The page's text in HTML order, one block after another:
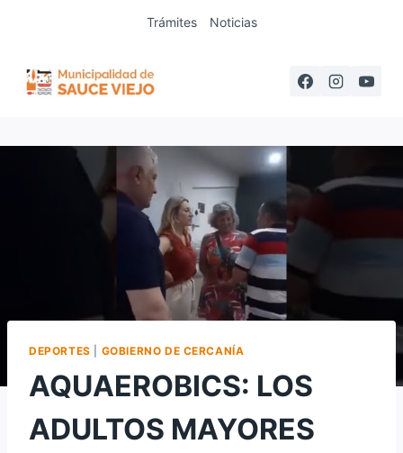
Trámites Noticias
DEPORTES GOBIERNO DE CERCANÍA
AQUAEROBICS: LOS
ADULTOS MAYORES